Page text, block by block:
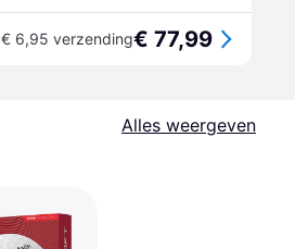
€ 6,95 verzending€ 77,99
Alles weergeven